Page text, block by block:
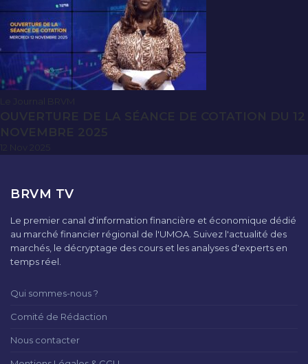
Le Journal BRVM
OUVERTURE DE LA SÉANCE DE COTATION DU 12
NOVEMBRE 2025
BRVM TV
Le premier canal d'information financière et économique dédié
au marché financier régional de l'UMOA. Suivez l'actualité des
marchés, le décryptage des cours et les analyses d'experts en
temps réel.
Qui sommes-nous ?
Comité de Rédaction
Nous contacter